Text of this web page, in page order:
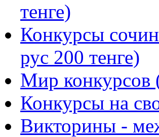
тенге)
Конкурсы
рус 200 тенге)
Мир конкурсов
Конкурсы на
Викторины -